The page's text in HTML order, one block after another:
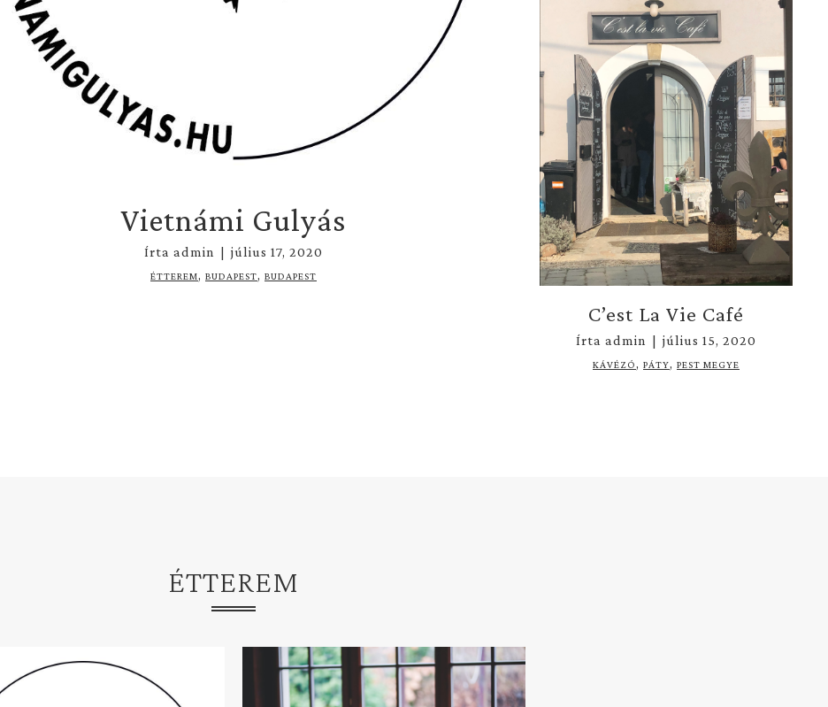
Vietnámi Gulyás
Írta admin | július 17, 2020
ÉTTEREM, BUDAPEST, BUDAPEST
C’est La Vie Café
Írta admin | július 15, 2020
KÁVÉZÓ, PÁTY, PEST MEGYE
ÉTTEREM